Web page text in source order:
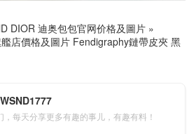
DIOR 迪奥包包官网价格及圖片 »
店價格及圖片 Fendigraphy鏈帶皮夾 黑
，每天分享更多有趣的事儿，有趣有料！